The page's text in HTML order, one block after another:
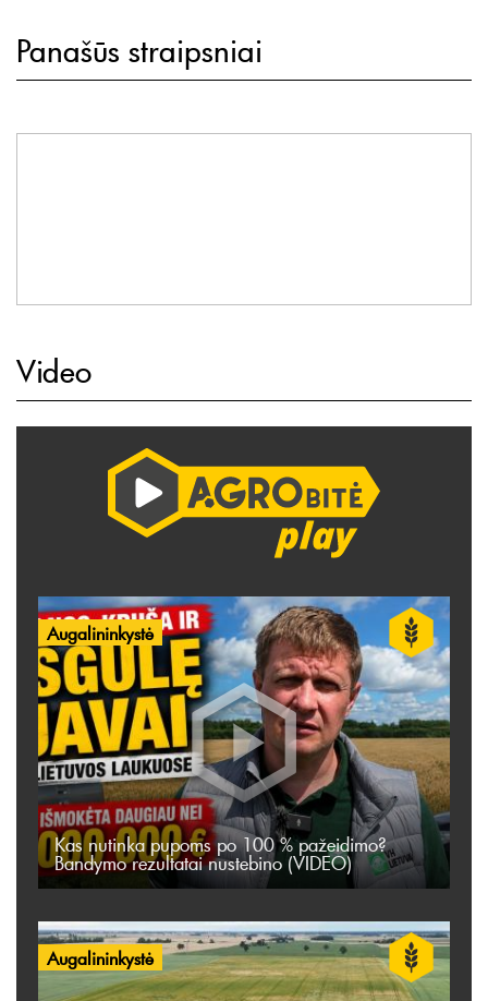
Panašūs straipsniai
Video
Augalininkystė
Kas nutinka pupoms po 100 % pažeidimo?
Bandymo rezultatai nustebino (VIDEO)
Augalininkystė